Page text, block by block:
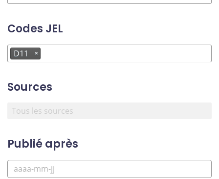
Codes JEL
D11 ×
Sources
Publié après